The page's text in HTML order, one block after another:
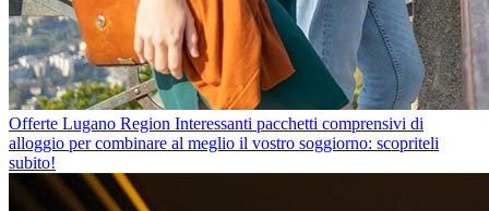
Offerte Lugano Region Interessanti pacchetti comprensivi di
alloggio per combinare al meglio il vostro soggiorno: scopriteli
subito!